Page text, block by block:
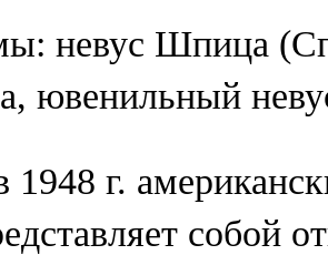
невус Шпица
ювенильный
1948 г.
собой